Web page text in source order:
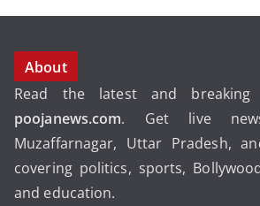
About
Read the latest and
poojanews.com. Get live
Muzaffarnagar, Uttar Pradesh,
covering politics, sports,
and education.